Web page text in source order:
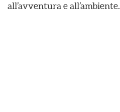
all’avventura e all’ambiente.